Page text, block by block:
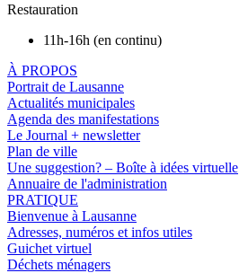
Restauration
11h-16h (en continu)
À PROPOS
Portrait de Lausanne
Actualités municipales
Agenda des manifestations
Le Journal + newsletter
Plan de ville
Une suggestion? – Boîte à idées virtuelle
Annuaire de l'administration
PRATIQUE
Bienvenue à Lausanne
Adresses, numéros et infos utiles
Guichet virtuel
Déchets ménagers